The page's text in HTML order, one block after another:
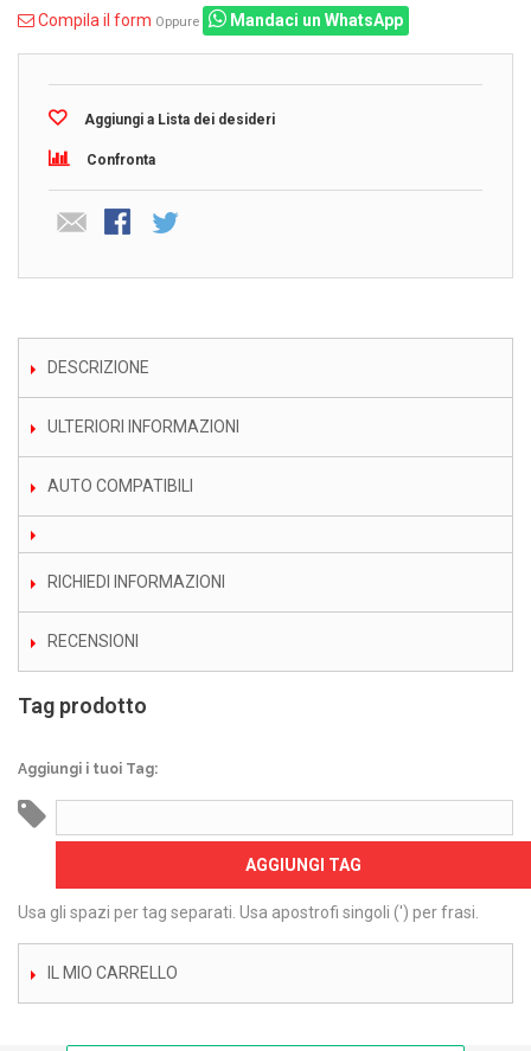
Compila il form Oppure Mandaci un WhatsApp
Aggiungi a Lista dei desideri
Confronta
DESCRIZIONE
ULTERIORI INFORMAZIONI
AUTO COMPATIBILI
RICHIEDI INFORMAZIONI
RECENSIONI
Tag prodotto
Aggiungi i tuoi Tag:
AGGIUNGI TAG
Usa gli spazi per tag separati. Usa apostrofi singoli (') per frasi.
IL MIO CARRELLO